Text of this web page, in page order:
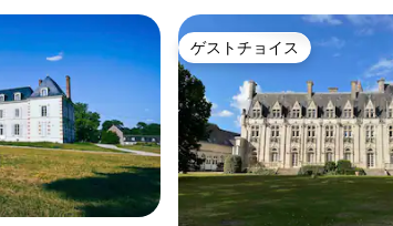
ゲストチョイス
ゲストチョイス